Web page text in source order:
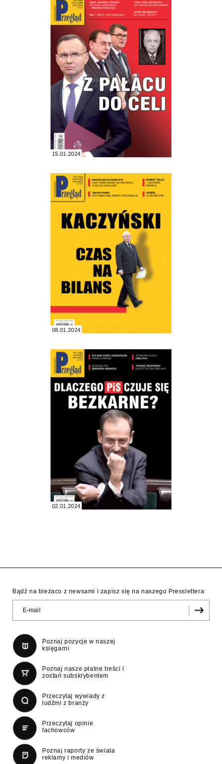
15.01.2024
08.01.2024
02.01.2024
Bądź na bieżaco z newsami i zapisz się na naszego Presslettera
Poznaj pozycje w naszej
księgarni
Poznaj nasze płatne treści i
zostań subskrybentem
Przeczytaj wywiady z
ludźmi z branży
Przeczytaj opinie
fachowców
Poznaj raporty ze świata
reklamy i mediów